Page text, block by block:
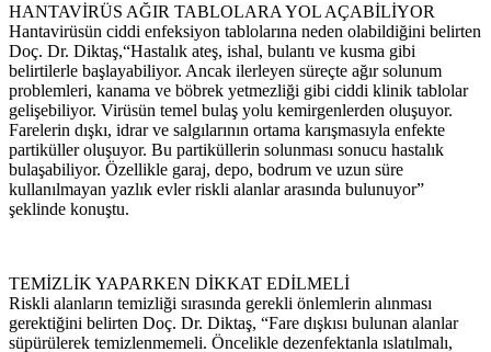
HANTAVİRÜS AĞIR TABLOLARA YOL AÇABİLİYOR
Hantavirüsün ciddi enfeksiyon tablolarına neden olabildiğini belirten
Doç. Dr. Diktaş,“Hastalık ateş, ishal, bulantı ve kusma gibi
belirtilerle başlayabiliyor. Ancak ilerleyen süreçte ağır solunum
problemleri, kanama ve böbrek yetmezliği gibi ciddi klinik tablolar
gelişebiliyor. Virüsün temel bulaş yolu kemirgenlerden oluşuyor.
Farelerin dışkı, idrar ve salgılarının ortama karışmasıyla enfekte
partiküller oluşuyor. Bu partiküllerin solunması sonucu hastalık
bulaşabiliyor. Özellikle garaj, depo, bodrum ve uzun süre
kullanılmayan yazlık evler riskli alanlar arasında bulunuyor”
şeklinde konuştu.
TEMİZLİK YAPARKEN DİKKAT EDİLMELİ
Riskli alanların temizliği sırasında gerekli önlemlerin alınması
gerektiğini belirten Doç. Dr. Diktaş, “Fare dışkısı bulunan alanlar
süpürülerek temizlenmemeli. Öncelikle dezenfektanla ıslatılmalı,